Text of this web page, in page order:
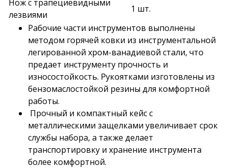
Нож с трапециевидными
лезвиями
1 шт.
Рабочие части инструментов выполнены
методом горячей ковки из инструментальной
легированной хром-ванадиевой стали, что
предает инструменту прочность и
износостойкость. Рукоятками изготовлены из
бензомаслостойкой резины для комфортной
работы.
Прочный и компактный кейс с
металлическими защелками увеличивает срок
службы набора, а также делает
транспортировку и хранение инструмента
более комфортной.